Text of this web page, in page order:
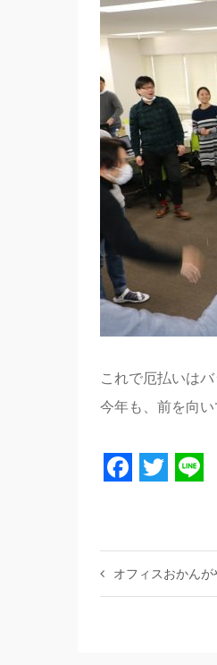
これで厄払いはバ
今年も、前を向
オフィスおかんが